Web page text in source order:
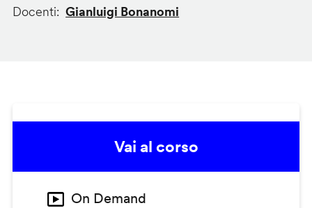
Docenti
Gianluigi Bonanomi
Vai al corso
On Demand